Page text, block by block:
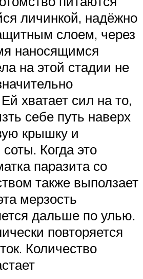
личинкой, надёжно
слоем, через
наносящимся
на этой стадии не
хватает сил на то,
себе путь наверх
крышку и
Когда это
паразита со
также выползает
мерзость
дальше по улью.
повторяется
Количество